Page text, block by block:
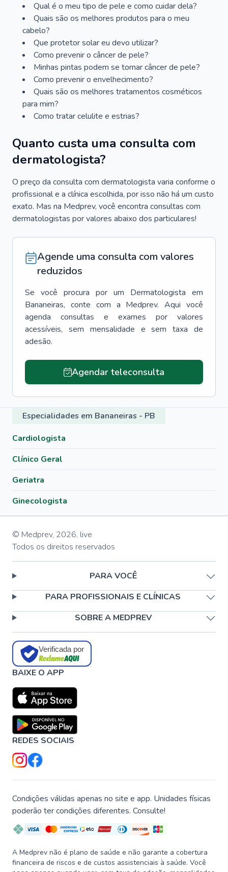
Qual é o meu tipo de pele e como cuidar dela?
Quais são os melhores produtos para o meu
cabelo?
Que protetor solar eu devo utilizar?
Como prevenir o câncer de pele?
Minhas pintas podem se tornar câncer de pele?
Como prevenir o envelhecimento?
Quais são os melhores tratamentos cosméticos
para mim?
Como tratar celulite e estrias?
Quanto custa uma consulta com
dermatologista?
O preço da consulta com dermatologista varia conforme o
profissional e a clínica escolhida, por isso não há um custo
exato. Mas na Medprev, você encontra consultas com
dermatologistas por valores abaixo dos particulares!
Agende uma consulta com valores
reduzidos
Se você procura por um Dermatologista em
Bananeiras, conte com a Medprev. Aqui você
agenda consultas e exames por valores
acessíveis, sem mensalidade e sem taxa de
adesão.
Agendar teleconsulta
Especialidades em Bananeiras - PB
Cardiologista
Clínico Geral
Geriatra
Ginecologista
© Medprev, 2026, live
Todos os direitos reservados
PARA VOCÊ
PARA PROFISSIONAIS E CLÍNICAS
SOBRE A MEDPREV
Verificada por
BAIXE O APP
REDES SOCIAIS
Condições válidas apenas no site e app. Unidades físicas
poderão ter condições diferentes. Consulte!
A Medprev não é plano de saúde e não garante a cobertura
financeira de riscos e de custos assistenciais à saúde. Você